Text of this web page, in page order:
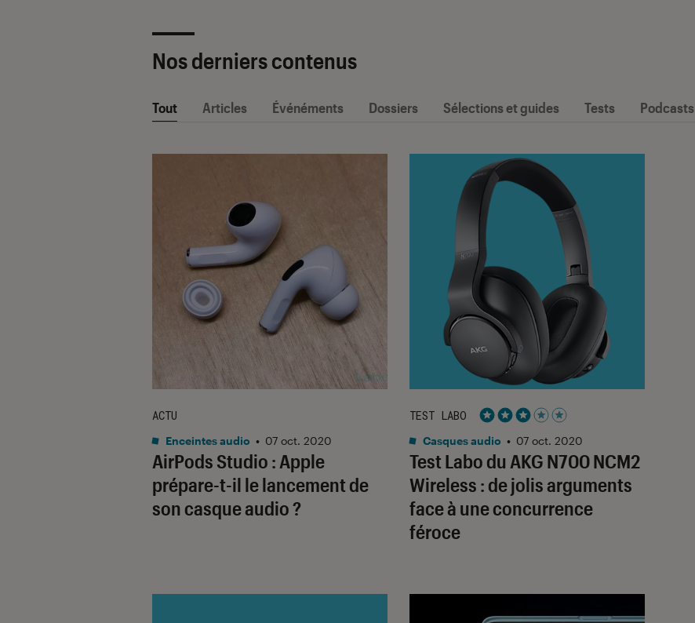
Nos derniers contenus
Tout Articles Événéments Dossiers Sélections et guides Tests Podcasts
AirPods Studio : Apple
prépare-t-il le lancement de
son casque audio ?
ACTU
Enceintes audio • 07 oct. 2020
Test Labo du AKG N700 NCM2
Wireless : de jolis arguments
face à une concurrence
féroce
TEST LABO
Noté 3 étoiles sur 5
Casques audio • 07 oct. 2020